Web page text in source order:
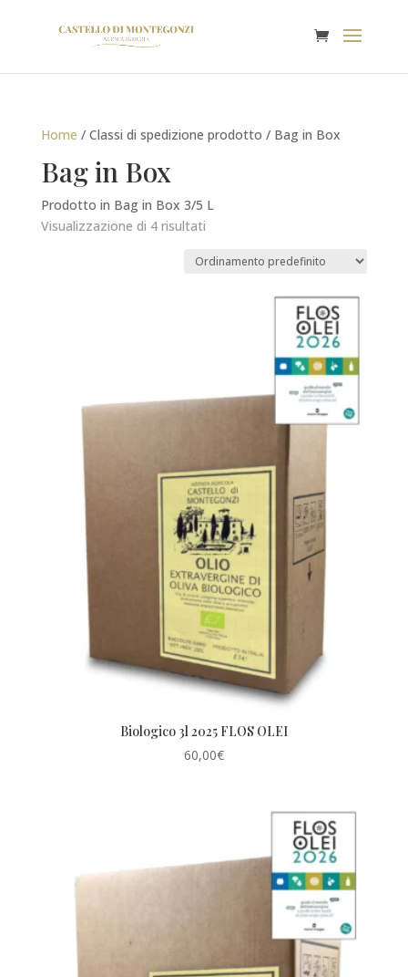
Home / Classi di spedizione prodotto / Bag in Box
Bag in Box
Prodotto in Bag in Box 3/5 L
Visualizzazione di 4 risultati
Biologico 3l 2025 FLOS OLEI
60,00€